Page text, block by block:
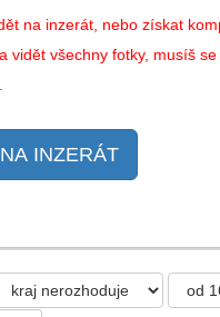
na inzerát, nebo získat
vidět všechny fotky, musíš
INZERÁT